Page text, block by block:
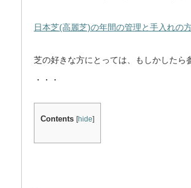
日本芝(高麗芝)の年間の管理と手入れの
芝の好きな方にとっては、もしかしたら
・・・
Contents [hide]